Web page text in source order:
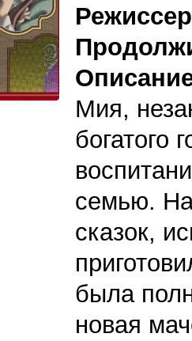
Мия,
богатого
семью.
сказок,
была
новая